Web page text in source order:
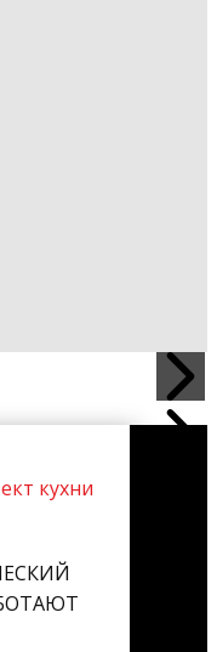
кухни